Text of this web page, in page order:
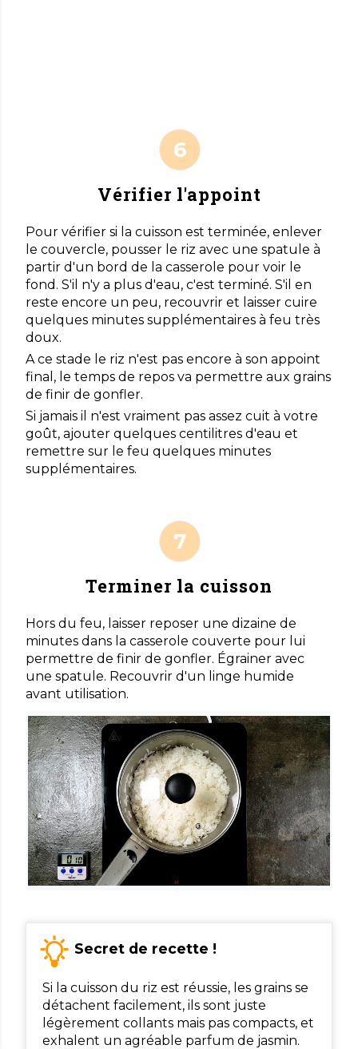
Vérifier l'appoint
Pour vérifier si la cuisson est terminée, enlever
le couvercle, pousser le riz avec une spatule à
partir d'un bord de la casserole pour voir le
fond. S'il n'y a plus d'eau, c'est terminé. S'il en
reste encore un peu, recouvrir et laisser cuire
quelques minutes supplémentaires à feu très
doux.
A ce stade le riz n'est pas encore à son appoint
final, le temps de repos va permettre aux grains
de finir de gonfler.
Si jamais il n'est vraiment pas assez cuit à votre
goût, ajouter quelques centilitres d'eau et
remettre sur le feu quelques minutes
supplémentaires.
Terminer la cuisson
Hors du feu, laisser reposer une dizaine de
minutes dans la casserole couverte pour lui
permettre de finir de gonfler. Égrainer avec
une spatule. Recouvrir d'un linge humide
avant utilisation.
Secret de recette !
Si la cuisson du riz est réussie, les grains se
détachent facilement, ils sont juste
légèrement collants mais pas compacts, et
exhalent un agréable parfum de jasmin.